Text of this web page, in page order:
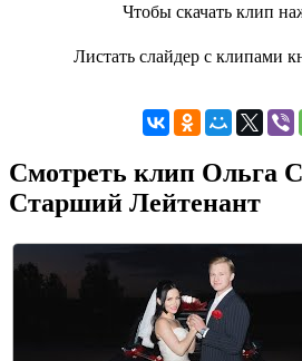
Чтобы скачать клип
Листать слайдер с клипами
Смотреть клип Ольга
Старший Лейтенант